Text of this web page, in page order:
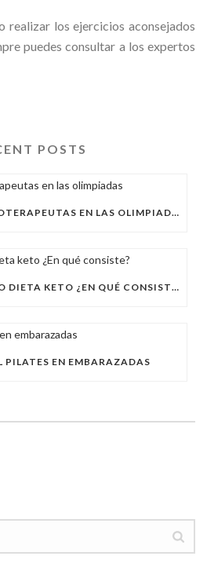
realizar los ejercicios aconsejados
puedes consultar a los expertos
POSTS
EL PAPEL DE LOS FISIOTERAPEUTAS EN LAS OLIMPIADAS
DIETA CETOGÉNICA O DIETA KETO ¿EN QUÉ CONSISTE?
PILATES EN EMBARAZADAS